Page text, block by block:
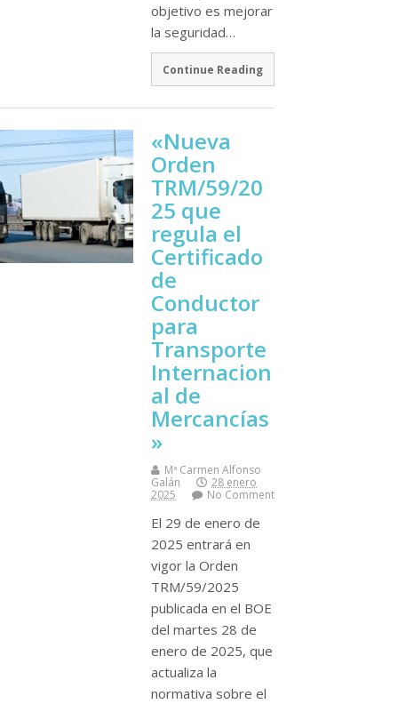
objetivo es mejorar
la seguridad…
Continue Reading
«Nueva
Orden
TRM/59/20
25 que
regula el
Certificado
de
Conductor
para
Transporte
Internacion
al de
Mercancías
»
Mª Carmen Alfonso
Galán
28 enero
2025
No Comment
El 29 de enero de
2025 entrará en
vigor la Orden
TRM/59/2025
publicada en el BOE
del martes 28 de
enero de 2025, que
actualiza la
normativa sobre el